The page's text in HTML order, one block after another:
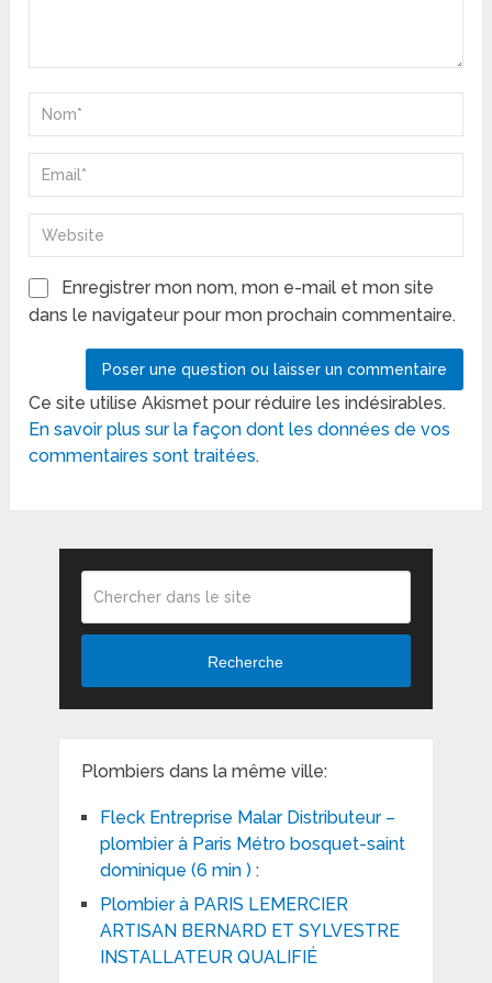
Enregistrer mon nom, mon e-mail et mon site
dans le navigateur pour mon prochain commentaire.
Ce site utilise Akismet pour réduire les indésirables.
En savoir plus sur la façon dont les données de vos
commentaires sont traitées.
Recherche
Plombiers dans la même ville:
Fleck Entreprise Malar Distributeur –
plombier à Paris Métro bosquet-saint
dominique (6 min ) :
Plombier à PARIS LEMERCIER
ARTISAN BERNARD ET SYLVESTRE
INSTALLATEUR QUALIFIÉ